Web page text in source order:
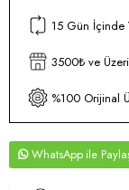
15 Gün İçinde
3500₺ ve
%100 Orijinal
WhatsApp